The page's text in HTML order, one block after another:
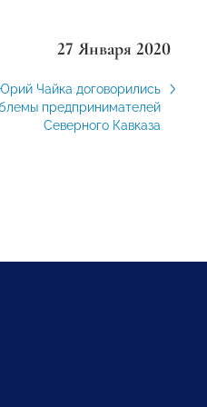
27 Января 2020
Чайка договорились
предпринимателей
Северного Кавказа